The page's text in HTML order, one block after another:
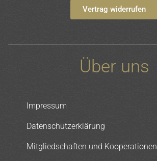
Vertrag widerrufen
Über uns
Impressum
Datenschutzerklärung
Mitgliedschaften und Kooperationen